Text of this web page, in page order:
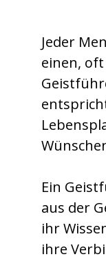
Jeder
einen,
Ein
aus der
ihr
ihre